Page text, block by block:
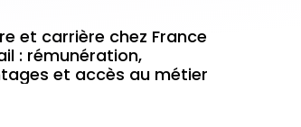
et carrière chez France
: rémunération,
et accès au métier